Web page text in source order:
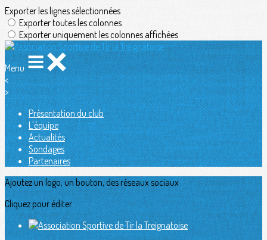
Exporter les lignes sélectionnées
Exporter toutes les colonnes
Exporter uniquement les colonnes affichées
Menu
<
>
Présentation du club
L'équipe
Actualités
Sondages
Partenaires
Ajoutez un logo, un bouton, des réseaux sociaux
Cliquez pour éditer